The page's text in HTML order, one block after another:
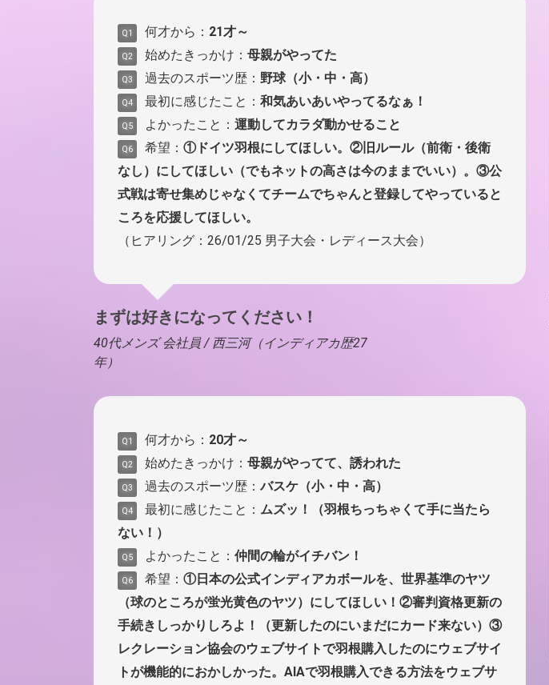
Q1 何才から： 21才～
Q2 始めたきっかけ： 母親がやってた
Q3 過去のスポーツ歴： 野球（小・中・高）
Q4 最初に感じたこと： 和気あいあいやってるなぁ！
Q5 よかったこと： 運動してカラダ動かせること
Q6 希望： ①ドイツ羽根にしてほしい。②旧ルール（前衛・後衛
なし）にしてほしい（でもネットの高さは今のままでいい）。③公
式戦は寄せ集めじゃなくてチームでちゃんと登録してやっていると
ころを応援してほしい。
（ヒアリング：26/01/25 男子大会・レディース大会）
まずは好きになってください！
40代メンズ 会社員 / 西三河（インディアカ歴27
年）
Q1 何才から： 20才～
Q2 始めたきっかけ： 母親がやってて、誘われた
Q3 過去のスポーツ歴：バスケ（小・中・高）
Q4 最初に感じたこと： ムズッ！（羽根ちっちゃくて手に当たら
ない！）
Q5 よかったこと： 仲間の輪がイチバン！
Q6 希望： ①日本の公式インディアカボールを、世界基準のヤツ
（球のところが蛍光黄色のヤツ）にしてほしい！②審判資格更新の
手続きしっかりしろよ！（更新したのにいまだにカード来ない）③
レクレーション協会のウェブサイトで羽根購入したのにウェブサイ
トが機能的におかしかった。AIAで羽根購入できる方法をウェブサ